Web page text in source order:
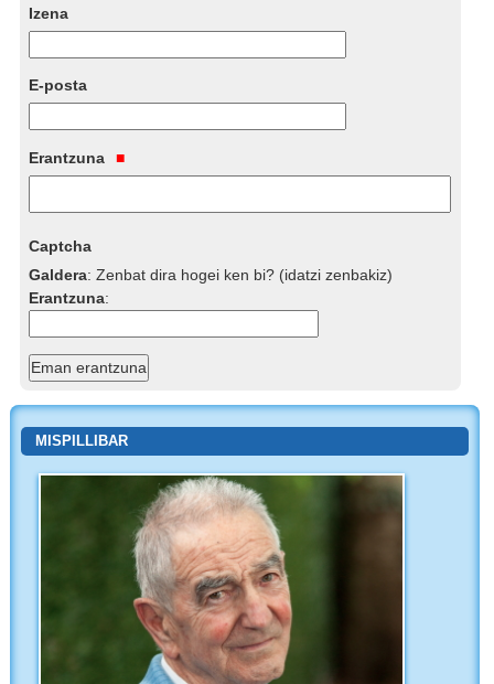
Izena
E-posta
Erantzuna
Captcha
Galdera:Zenbat dira hogei ken bi? (idatzi zenbakiz)
Erantzuna:
MISPILLIBAR